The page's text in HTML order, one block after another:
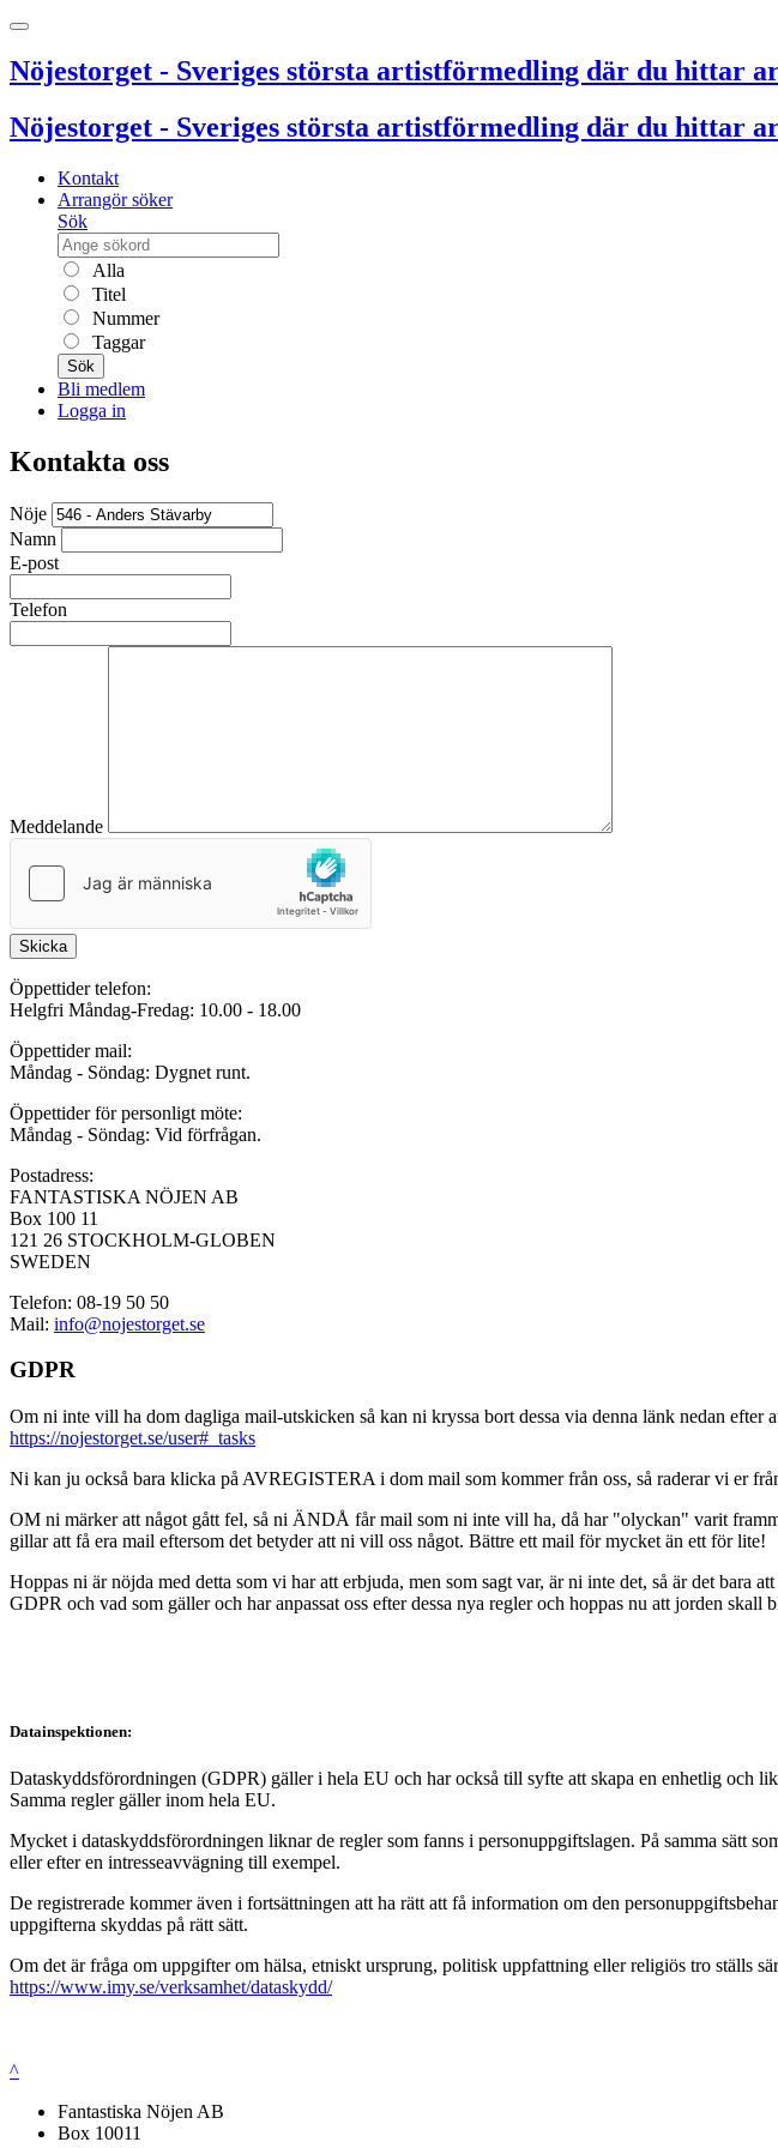
Nöjestorget - Sveriges största artistförmedling där du hittar
Nöjestorget - Sveriges största artistförmedling där du hittar
Kontakt
Arrangör söker
Sök
Alla
Titel
Nummer
Taggar
Sök
Bli medlem
Logga in
Kontakta oss
Nöje
Namn
E-post
Telefon
Meddelande
Skicka
Öppettider telefon:
Helgfri Måndag-Fredag: 10.00 - 18.00
Öppettider mail:
Måndag - Söndag: Dygnet runt.
Öppettider för personligt möte:
Måndag - Söndag: Vid förfrågan.
Postadress:
FANTASTISKA NÖJEN AB
Box 100 11
121 26 STOCKHOLM-GLOBEN
SWEDEN
Telefon: 08-19 50 50
Mail: info@nojestorget.se
GDPR
Om ni inte vill ha dom dagliga mail-utskicken så kan ni kryssa bort dessa via denna länk nedan efter
https://nojestorget.se/user#_tasks
Ni kan ju också bara klicka på AVREGISTERA i dom mail som kommer från oss, så raderar vi er
OM ni märker att något gått fel, så ni ÄNDÅ får mail som ni inte vill ha, då har "olyckan" varit
gillar att få era mail eftersom det betyder att ni vill oss något. Bättre ett mail för mycket än ett för lite!
Hoppas ni är nöjda med detta som vi har att erbjuda, men som sagt var, är ni inte det, så är det
GDPR och vad som gäller och har anpassat oss efter dessa nya regler och hoppas nu att jorden
Datainspektionen:
Dataskyddsförordningen (GDPR) gäller i hela EU och har också till syfte att skapa en enhetlig och
Samma regler gäller inom hela EU.
Mycket i dataskyddsförordningen liknar de regler som fanns i personuppgiftslagen. På samma sätt
eller efter en intresseavvägning till exempel.
De registrerade kommer även i fortsättningen att ha rätt att få information om den
uppgifterna skyddas på rätt sätt.
Om det är fråga om uppgifter om hälsa, etniskt ursprung, politisk uppfattning eller religiös tro ställs
https://www.imy.se/verksamhet/dataskydd/
^
Fantastiska Nöjen AB
Box 10011